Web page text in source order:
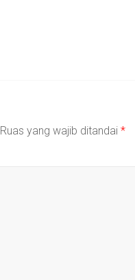
Ruas yang wajib ditandai *